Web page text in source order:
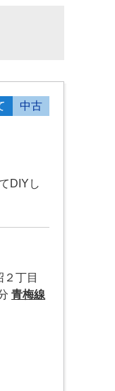
中古
DIYし
２丁目
青梅線